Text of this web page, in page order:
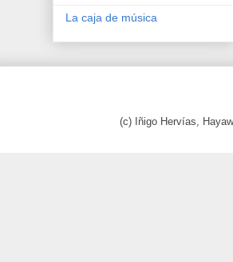
La caja de música
(c) Iñigo Hervías,